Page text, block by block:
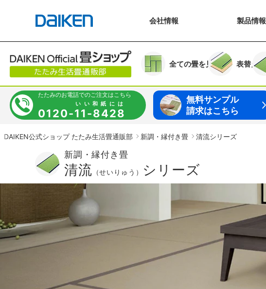
会社情報 製品情報
全ての畳を見る 表替え
たたみのお電話でのご注文はこちら
0120-11-8428
いい和紙には
無料サンプル
請求はこちら
DAIKEN公式ショップ たたみ生活畳通販部 新調・縁付き畳 清流シリーズ
新調・縁付き畳
清流 （せいりゅう） シリーズ